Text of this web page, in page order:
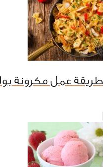
طريقة عمل مكرونة